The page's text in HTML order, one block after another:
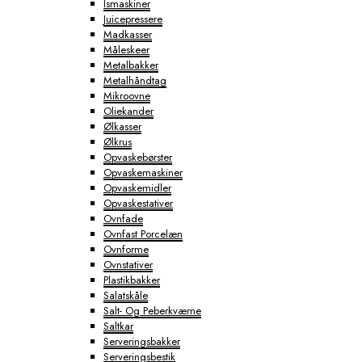
Ismaskiner
Juicepressere
Madkasser
Måleskeer
Metalbakker
Metalhåndtag
Mikroovne
Oliekander
Ølkasser
Ølkrus
Opvaskebørster
Opvaskemaskiner
Opvaskemidler
Opvaskestativer
Ovnfade
Ovnfast Porcelæn
Ovnforme
Ovnstativer
Plastikbakker
Salatskåle
Salt- Og Peberkværne
Saltkar
Serveringsbakker
Serveringsbestik